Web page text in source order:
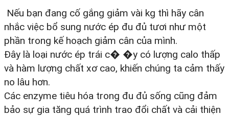
Nếu bạn đang cố gắng giảm vài kg thì hãy cân
nhắc việc bổ sung nước ép đu đủ tươi như một
phần trong kế hoạch giảm cân của mình.
Đây là loại nước ép trái c� �y có lượng calo thấp
và hàm lượng chất xơ cao, khiến chúng ta cảm thấy
no lâu hơn.
Các enzyme tiêu hóa trong đu đủ sống cũng đảm
bảo sự gia tăng quá trình trao đổi chất và cải thiện